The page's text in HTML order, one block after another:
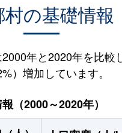
の基礎情報
年と2020年を比較
）増加しています。
（2000～2020年）